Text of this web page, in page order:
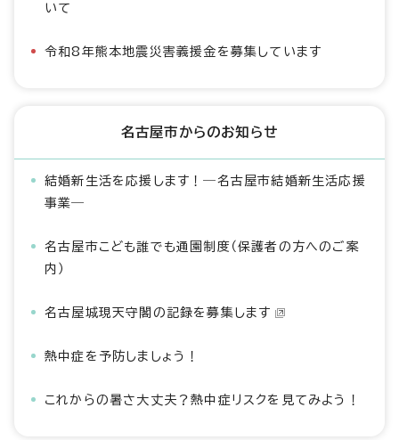
いて
令和8年熊本地震災害義援金を募集しています
名古屋市からのお知らせ
結婚新生活を応援します！―名古屋市結婚新生活応援
事業―
名古屋市こども誰でも通園制度（保護者の方へのご案
内）
名古屋城現天守閣の記録を募集します
熱中症を予防しましょう！
これからの暑さ大丈夫？熱中症リスクを見てみよう！